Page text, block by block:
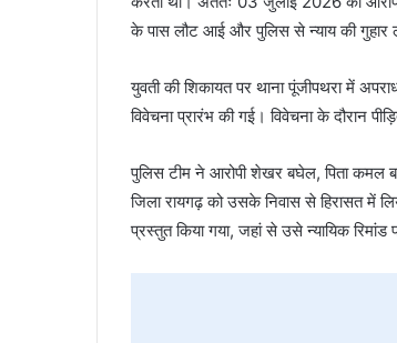
के पास लौट आई और पुलिस से न्याय की गुहार
युवती की शिकायत पर थाना पूंजीपथरा में
विवेचना प्रारंभ की गई। विवेचना के दौरान
पुलिस टीम ने आरोपी शेखर बघेल, पिता कमल
जिला रायगढ़ को उसके निवास से हिरासत में
प्रस्तुत किया गया, जहां से उसे न्यायिक